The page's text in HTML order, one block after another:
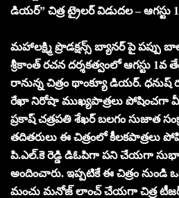
డియర్” చిత్ర ట్రైలర్ విడుదల – ఆగస్టు
మహాలక్ష్మి ప్రొడక్షన్స్ బ్యానర్ పై
శ్రీకాంత్ రచన దర్శకత్వంలో ఆగస్టు 1వ
రానున్న చిత్రం థాంక్యూ డియర్.
రేఖా నిరోషా ముఖ్యపాత్రలు పోషించగా
ప్రకాష్ చత్రపతి శేఖర్ బలగం సుజాత
తదితరులు ఈ చిత్రంలో కీలకపాత్రలు
పి.ఎల్.కె రెడ్డి డిఓపిగా పని చేయగా
అందించారు. ఇప్పటికే ఈ చిత్రం నుండి
మంచు మనోజ్ లాంచ్ చేయగా చిత్ర టీజర్